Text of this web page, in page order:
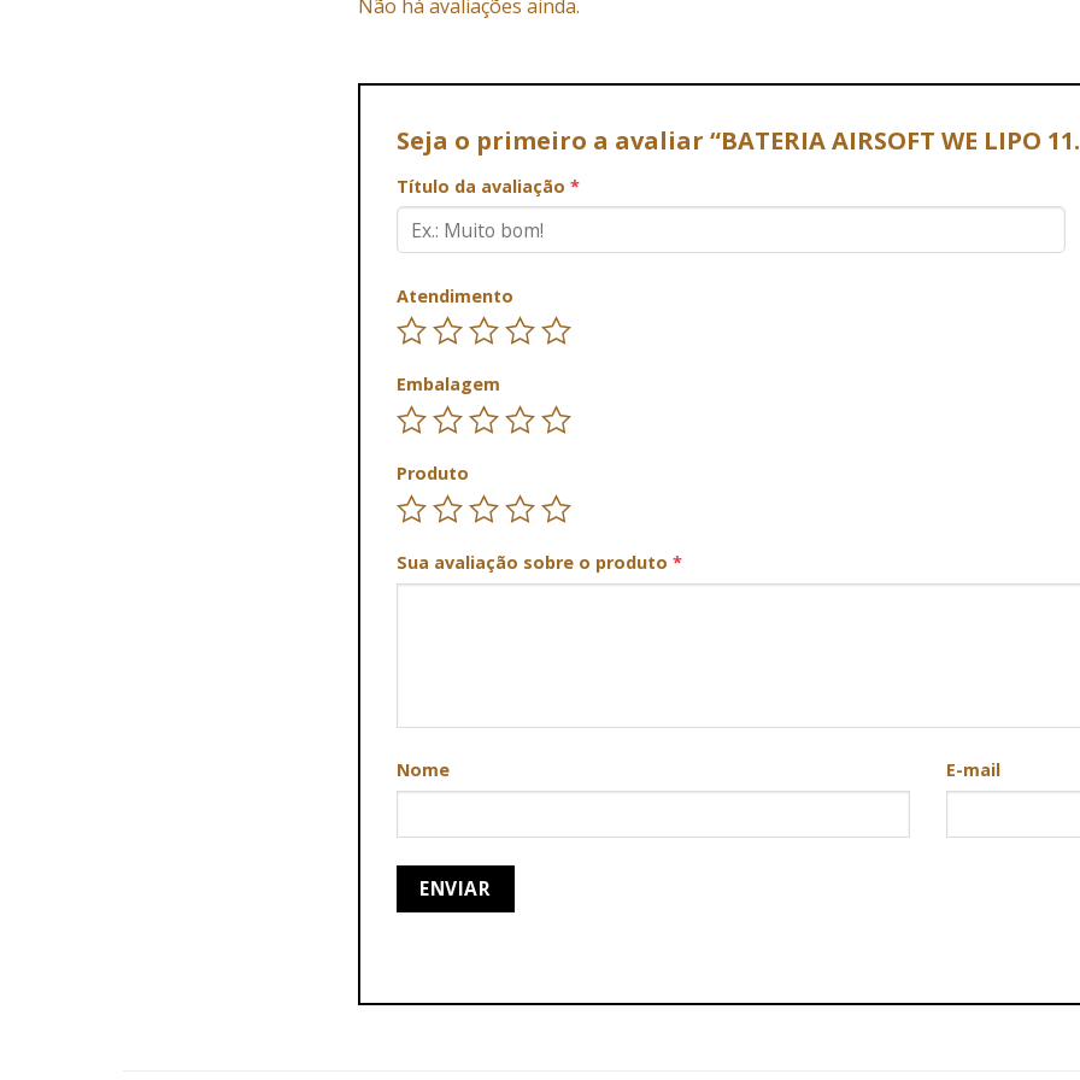
Não há avaliações ainda.
Seja o primeiro a avaliar “BATERIA AIRSOFT WE LIPO
Título da avaliação *
Atendimento
Embalagem
Produto
Sua avaliação sobre o produto *
Nome E-mail